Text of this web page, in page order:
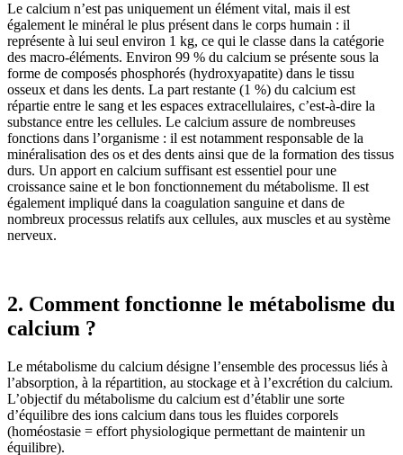
Le calcium n’est pas uniquement un élément vital, mais il est
également le minéral le plus présent dans le corps humain : il
représente à lui seul environ 1 kg, ce qui le classe dans la catégorie
des macro-éléments. Environ 99 % du calcium se présente sous la
forme de composés phosphorés (hydroxyapatite) dans le tissu
osseux et dans les dents. La part restante (1 %) du calcium est
répartie entre le sang et les espaces extracellulaires, c’est-à-dire la
substance entre les cellules. Le calcium assure de nombreuses
fonctions dans l’organisme : il est notamment responsable de la
minéralisation des os et des dents ainsi que de la formation des tissus
durs. Un apport en calcium suffisant est essentiel pour une
croissance saine et le bon fonctionnement du métabolisme. Il est
également impliqué dans la coagulation sanguine et dans de
nombreux processus relatifs aux cellules, aux muscles et au système
nerveux.
2. Comment fonctionne le métabolisme du
calcium ?
Le métabolisme du calcium désigne l’ensemble des processus liés à
l’absorption, à la répartition, au stockage et à l’excrétion du calcium.
L’objectif du métabolisme du calcium est d’établir une sorte
d’équilibre des ions calcium dans tous les fluides corporels
(homéostasie = effort physiologique permettant de maintenir un
équilibre).